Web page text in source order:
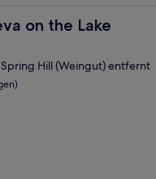
on the Lake
the Lake
Hill (Weingut) entfernt